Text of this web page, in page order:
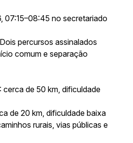
07:15–08:45 no secretariado
Dois percursos assinalados
comum e separação
cerca de 50 km, dificuldade
de 20 km, dificuldade baixa
rurais, vias públicas e